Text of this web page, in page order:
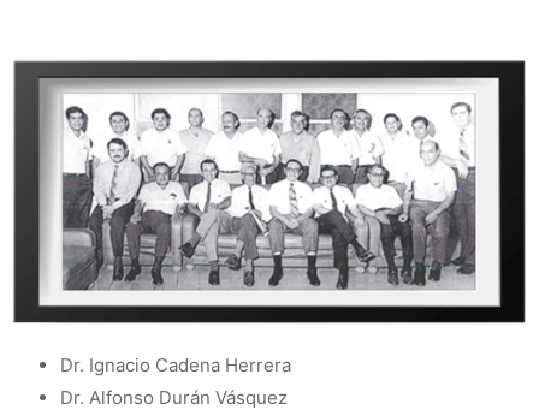
Dr. Ignacio Cadena Herrera
Dr. Alfonso Durán Vásquez